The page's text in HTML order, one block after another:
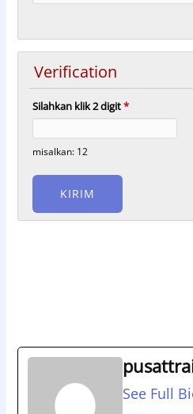
Verification
Silahkan klik 2 digit*
misalkan: 12
See Full